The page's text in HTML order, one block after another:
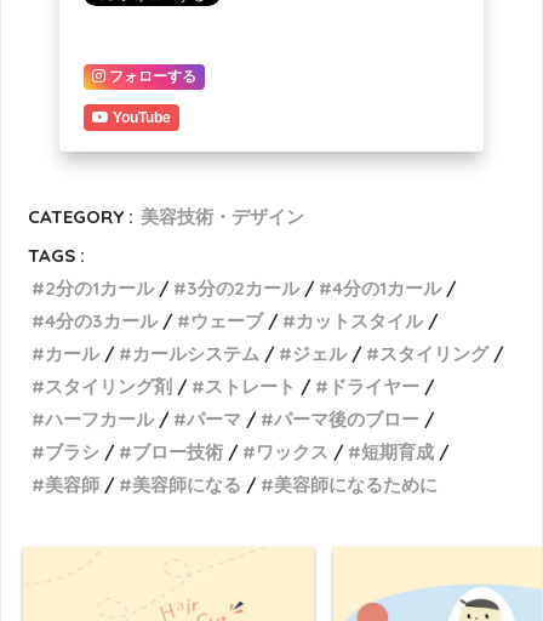
フォローする
YouTube
CATEGORY : 美容技術・デザイン
TAGS :
2分の1カール
3分の2カール
4分の1カール
4分の3カール
ウェーブ
カットスタイル
カール
カールシステム ジェル
スタイリング
スタイリング剤
ストレート
ドライヤー
ハーフカール
パーマ
パーマ後のブロー
ブラシ
ブロー技術 ワックス
短期育成
美容師
美容師になる 美容師になるために